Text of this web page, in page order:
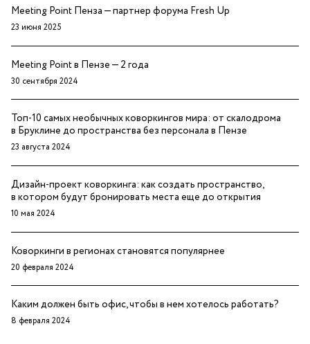
Meeting Point Пенза — партнер форума Fresh Up
23 июня 2025
Meeting Point в Пензе — 2 года
30 сентября 2024
Топ-10 самых необычных коворкингов мира: от скалодрома
в Бруклине до пространства без персонала в Пензе
23 августа 2024
Дизайн-проект коворкинга: как создать пространство,
в котором будут бронировать места еще до открытия
10 мая 2024
Коворкинги в регионах становятся популярнее
20 февраля 2024
Каким должен быть офис, чтобы в нем хотелось работать?
8 февраля 2024